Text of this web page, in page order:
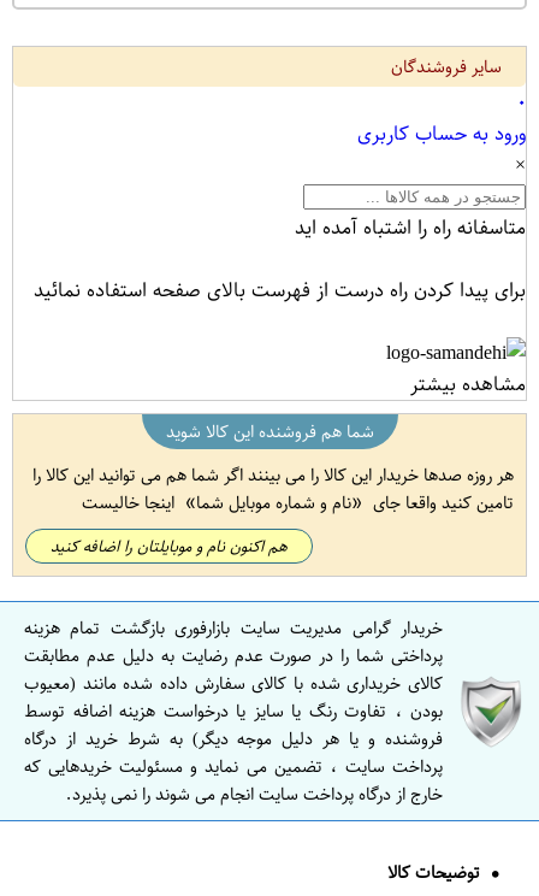
سایر فروشندگان
۰
ورود به حساب کاربری
×
متاسفانه راه را اشتباه آمده اید
برای پیدا کردن راه درست از فهرست بالای صفحه استفاده نمائید
مشاهده بیشتر
شما هم فروشنده این کالا شوید
هر روزه صدها خریدار این کالا را می بینند اگر شما هم می توانید این کالا را
تامین کنید واقعا جای
نام و شماره موبایل شما اینجا خالیست
هم اکنون نام و موبایلتان را اضافه کنید
خریدار گرامی مدیریت سایت بازارفوری بازگشت تمام هزینه
پرداختی شما را در صورت عدم رضایت به دلیل عدم مطابقت
کالای خریداری شده با کالای سفارش داده شده مانند (معیوب
بودن ، تفاوت رنگ یا سایز یا درخواست هزینه اضافه توسط
فروشنده و یا هر دلیل موجه دیگر) به شرط خرید از درگاه
پرداخت سایت ، تضمین می نماید و مسئولیت خریدهایی که
خارج از درگاه پرداخت سایت انجام می شوند را نمی پذیرد.
توضیحات کالا